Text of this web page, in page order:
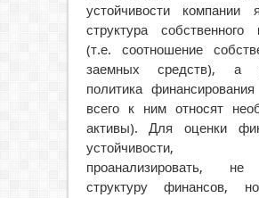
устойчивости компании
структура собственного
(т.е. соотношение
заемных средств), а
политика
всего к ним относят
активы). Для оценки
устойчивости,
проанализировать,
структуру финансов,